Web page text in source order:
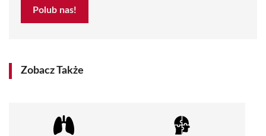
Polub nas!
Zobacz Także